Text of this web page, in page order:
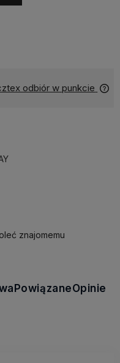
odbiór w punkcie
znajomemu
PowiązaneOpinie